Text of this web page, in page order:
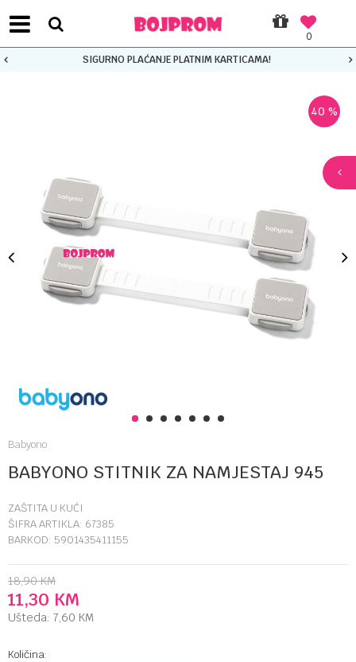
0
SIGURNO PLAĆANJE PLATNIM KARTICAMA!
1 2 3 4 5 6 7
40 %
Babyono
BABYONO STITNIK ZA NAMJESTAJ 945
ZAŠTITA U KUĆI
ŠIFRA ARTIKLA: 67385
BARKOD: 5901435411155
18,90 KM
11,30 KM
Ušteda: 7,60 KM
Količina: